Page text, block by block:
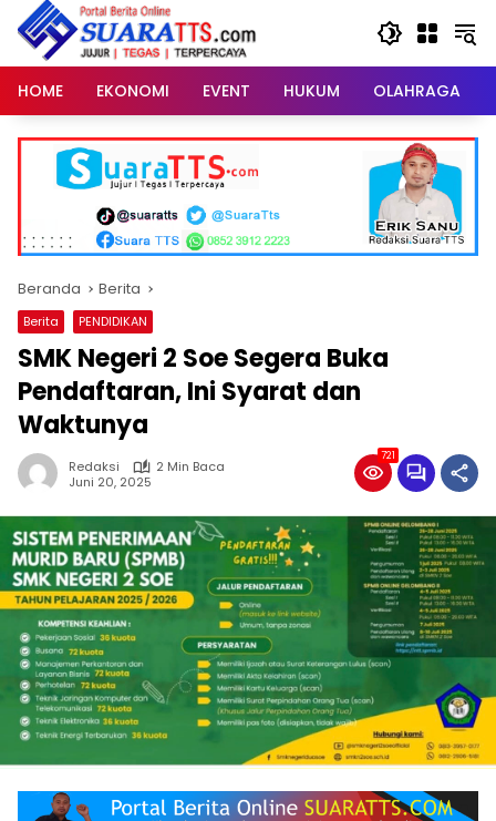
Langsung
konten
HOME
EKONOMI EVENT HUKUM OLAHRAGA
Beranda Berita
Berita PENDIDIKAN
SMK Negeri 2 Soe Segera Buka
Pendaftaran, Ini Syarat dan
Waktunya
Redaksi
2 Min Baca
Juni 20, 2025
721